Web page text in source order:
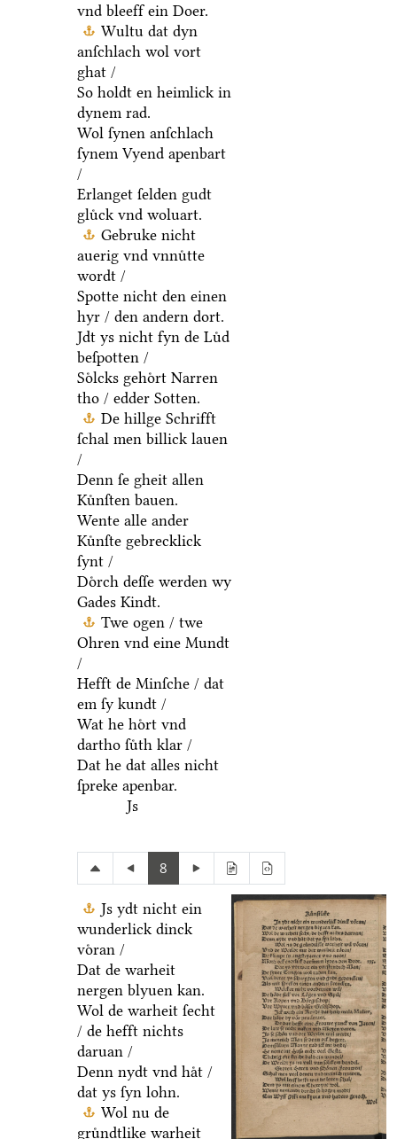
vnd bleeff ein Doer.
Wultu dat dyn
anſchlach wol vort
ghat /
So holdt en heimlick in
dynem rad.
Wol ſynen anſchlach
ſynem Vyend apenbart
/
Erlanget ſelden gudt
gluͤck vnd woluart.
Gebruke nicht
auerig vnd vnnuͤtte
wordt /
Spotte nicht den einen
hyr / den andern dort.
Jdt ys nicht fyn de Luͤd
beſpotten /
Soͤlcks gehoͤrt Narren
tho / edder Sotten.
De hillge Schrifft
ſchal men billick lauen
/
Denn ſe gheit allen
Kuͤnſten bauen.
Wente alle ander
Kuͤnſte gebrecklick
ſynt /
Doͤrch deſſe werden wy
Gades Kindt.
Twe ogen / twe
Ohren vnd eine Mundt
/
Hefft de Minſche / dat
em ſy kundt /
Wat he hoͤrt vnd
dartho ſuͤth klar /
Dat he dat alles nicht
ſpreke apenbar.
Js
8
Js ydt nicht ein
wunderlick dinck
voͤran /
Dat de warheit
nergen blyuen kan.
Wol de warheit ſecht
/ de hefft nichts
daruan /
Denn nydt vnd haͤt /
dat ys ſyn lohn.
Wol nu de
gruͤndtlike warheit